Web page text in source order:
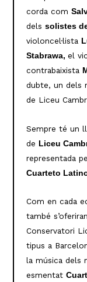
corda com
dels solistes
violoncel·lista
Stabrawa, el
contrabaixista
dubte, un dels
de Liceu
Sempre té un
de Liceu
representada
Cuarteto
Com en cada
també
Conservatori
tipus a
la música dels
esmentat